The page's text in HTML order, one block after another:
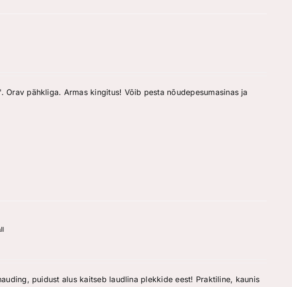
pähkliga. Armas kingitus! Võib pesta nõudepesumasinas ja
puidust alus kaitseb laudlina plekkide eest! Praktiline, kaunis